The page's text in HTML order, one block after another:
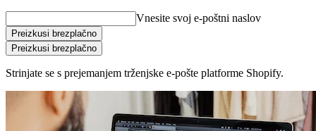
Vnesite svoj e-poštni naslov
Preizkusi brezplačno
Preizkusi brezplačno
Strinjate se s prejemanjem trženjske e-pošte platforme Shopify.